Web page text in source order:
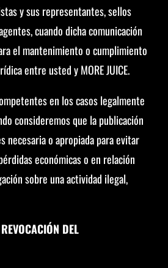
y sus representantes, sellos
cuando dicha comunicación
el mantenimiento o cumplimiento
entre usted y MORE JUICE.
en los casos legalmente
consideremos que la publicación
necesaria o apropiada para evitar
económicas o en relación
sobre una actividad ilegal,
DEL